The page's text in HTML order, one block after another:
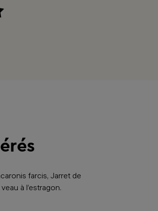
farcis, Jarret de
à l’estragon.